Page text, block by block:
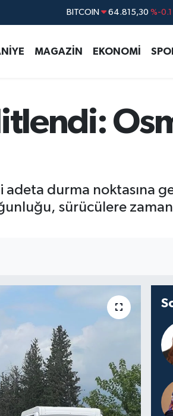
DOLAR 47,7436 %0.18
STERLİN 64,4811 %0.38
BITCOIN 64.815,30 %-0.1
MAGAZİN EKONOMİ
durma noktasına
sürücülere